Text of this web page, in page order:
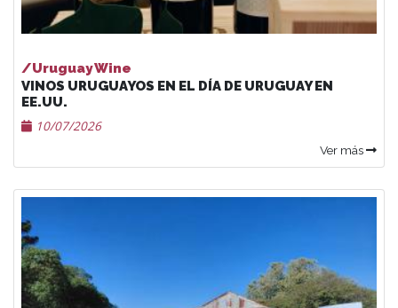
/Uruguay Wine
VINOS URUGUAYOS EN EL DÍA DE URUGUAY EN
EE.UU.
10/07/2026
Ver más